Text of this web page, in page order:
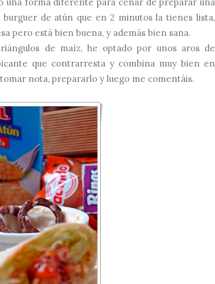
de atún que en 2 minutos la tienes lista,
pero está bien buena, y además bien sana.
de maíz, he optado por unos aros de
que contrarresta y combina muy bien en
nota, prepararlo y luego me comentáis.